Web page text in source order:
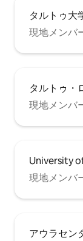
タルトゥ大
現地メンバ
タルトゥ・
現地メンバ
University
現地メンバ
アウラセン